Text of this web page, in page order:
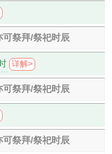
祭拜/祭祀时辰
详解>
祭拜/祭祀时辰
祭拜/祭祀时辰